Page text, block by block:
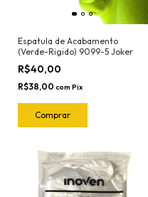
Espatula de Acabamento
(Verde-Rigido) 9099-5 Joker
R$40,00
R$38,00 com Pix